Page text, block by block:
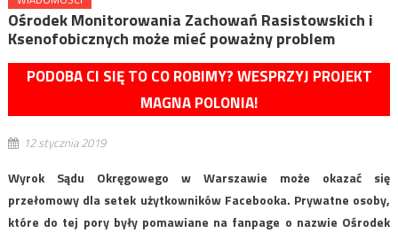
Ośrodek Monitorowania Zachowań Rasistowskich i
Ksenofobicznych może mieć poważny problem
PODOBA CI SIĘ TO CO ROBIMY? WESPRZYJ PROJEKT
MAGNA POLONIA!
12 stycznia 2019
Wyrok Sądu Okręgowego w Warszawie może okazać się
przełomowy dla setek użytkowników Facebooka. Prywatne osoby,
które do tej pory były pomawiane na fanpage o nazwie Ośrodek